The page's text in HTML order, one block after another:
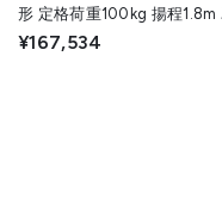
形 定格荷重100kg 揚程1.8m
100V無段速シリンダ形 【選
¥167,534